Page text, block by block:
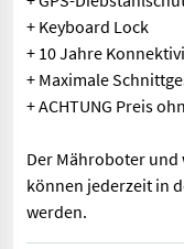
+ Keyboard Lock
+ 10 Jahre
+ Maximale
+ ACHTUNG Preis
Der Mähroboter und
können jederzeit in
werden.
Stiga Mähroboter